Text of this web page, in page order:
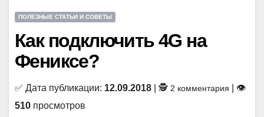
ПОЛЕЗНЫЕ СТАТЬИ И СОВЕТЫ
Как подключить 4G на
Фениксе?
✅ Дата публикации: 12.09.2018 | 🕵 2 комментария | 👁
510 просмотров